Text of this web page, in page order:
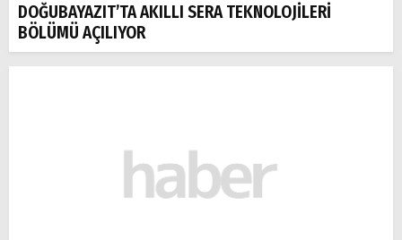
DOĞUBAYAZIT’TA AKILLI SERA TEKNOLOJİLERİ
BÖLÜMÜ AÇILIYOR